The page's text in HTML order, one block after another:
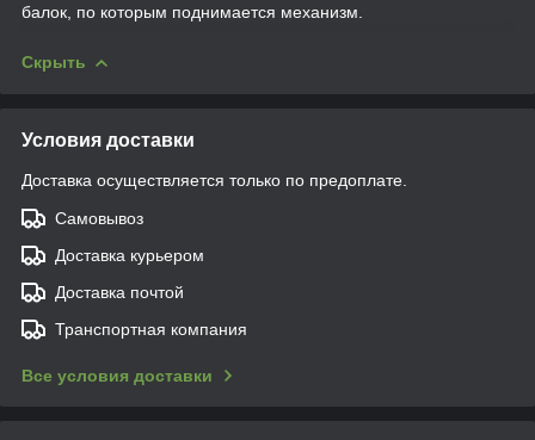
балок, по которым поднимается механизм.
Скрыть
Условия доставки
Доставка осуществляется только по предоплате.
Самовывоз
Доставка курьером
Доставка почтой
Транспортная компания
Все условия доставки